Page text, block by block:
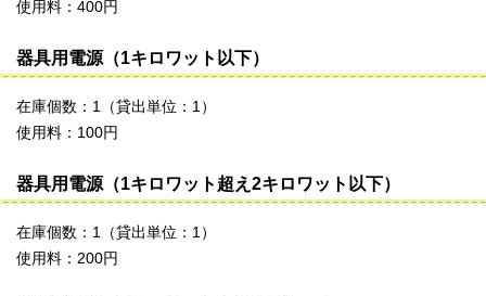
使用料：400円
器具用電源（1キロワット以下）
在庫個数：1（貸出単位：1）
使用料：100円
器具用電源（1キロワット超え2キロワット以下）
在庫個数：1（貸出単位：1）
使用料：200円